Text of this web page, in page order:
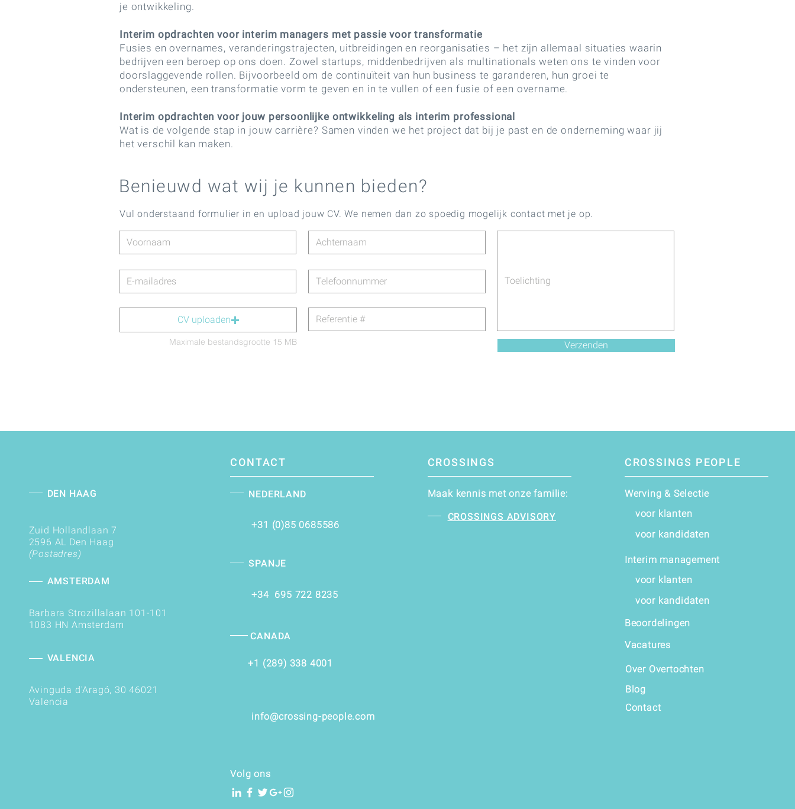
je ontwikkeling.
Interim opdrachten voor interim managers met passie voor transformatie
Fusies en overnames, veranderingstrajecten, uitbreidingen en reorganisaties – het zijn allemaal situaties waarin
bedrijven een beroep op ons doen. Zowel startups, middenbedrijven als multinationals weten ons te vinden voor
doorslaggevende rollen. Bijvoorbeeld om de continuïteit van hun business te garanderen, hun groei te
ondersteunen, een transformatie vorm te geven en in te vullen of een fusie of een overname.
Interim opdrachten voor jouw persoonlijke ontwikkeling als interim professional
Wat is de volgende stap in jouw carrière? Samen vinden we het project dat bij je past en de onderneming waar jij
het verschil kan maken.
Benieuwd wat wij je kunnen bieden?
Vul onderstaand formulier in en upload jouw CV. We nemen dan zo spoedig mogelijk contact met je op.
CV uploaden
Maximale bestandsgrootte 15 MB Verzenden
DEN HAAG
Zuid Hollandlaan 7
2596 AL Den Haag
(Postadres)
AMSTERDAM
Barbara Strozillalaan 101-101
1083 HN Amsterdam
VALENCIA
Avinguda d'Aragó, 30 46021
Valencia
CONTACT
NEDERLAND
+31 (0)85 0685586
SPANJE
+34 695 722 8235
CANADA
+1 (289) 338 4001
info@crossing-people.com
Volg ons
CROSSINGS
Maak kennis met onze familie:
CROSSINGS ADVISORY
CROSSINGS PEOPLE
Werving & Selectie
voor klanten
voor kandidaten
Interim management
voor klanten
voor kandidaten
Beoordelingen
Vacatures
Over Overtochten
Blog
Contact